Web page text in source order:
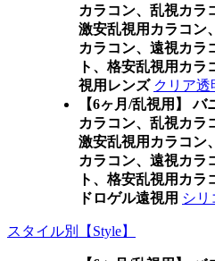
カラコン、乱視カラ
激安乱視用カラコン
カラコン、遠視カラ
ト、格安乱視用カ
視用レンズ クリア
【6ヶ月/乱視用】
カラコン、乱視カラ
激安乱視用カラコン
カラコン、遠視カラ
ト、格安乱視用カラ
ドロゲル遠視用 シリ
スタイル別【Style】